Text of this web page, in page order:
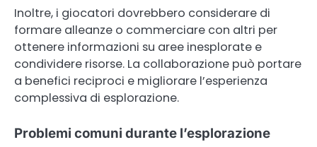
Inoltre, i giocatori dovrebbero considerare di
formare alleanze o commerciare con altri per
ottenere informazioni su aree inesplorate e
condividere risorse. La collaborazione può portare
a benefici reciproci e migliorare l’esperienza
complessiva di esplorazione.
Problemi comuni durante l’esplorazione